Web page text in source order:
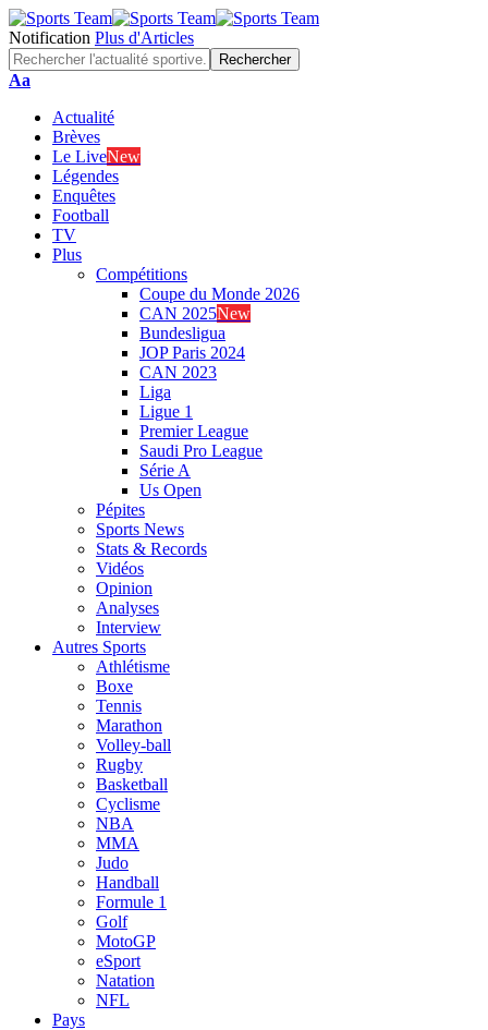
Notification Plus d'Articles
Font
Aa
Actualité
Brèves
Le LiveNew
Légendes
Enquêtes
Football
TV
Plus
Compétitions
Coupe du Monde 2026
CAN 2025New
Bundesligua
JOP Paris 2024
CAN 2023
Liga
Ligue 1
Premier League
Saudi Pro League
Série A
Us Open
Pépites
Sports News
Stats & Records
Vidéos
Opinion
Analyses
Interview
Autres Sports
Athlétisme
Boxe
Tennis
Marathon
Volley-ball
Rugby
Basketball
Cyclisme
NBA
MMA
Judo
Handball
Formule 1
Golf
MotoGP
eSport
Natation
NFL
Pays